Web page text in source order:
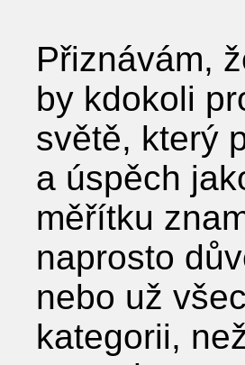
Přiznávám,
by kdokoli
světě, který
a úspěch
měřítku
naprosto
nebo už
kategorii,